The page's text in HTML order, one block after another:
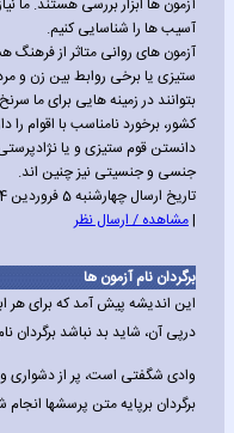
آزمون ها ابزار بررسی هستند. ما
آسیب ها را شناسایی کنیم.
آزمون های روانی متاثر از فرهنگ
ستیزی یا برخی روابط بین زن و
بتوانند در زمینه هایی برای ما
کشور، برخورد نامناسب با اقوام
دانستن قوم ستیزی و یا
جنسی و جنسیتی نیز چنین اند.
|مشاهده / ارسال نظر
برگردان نام آزمون ها
این اندیشه پیش آمد که برای هر
درپی آن، شاید بد نباشد برگردان
وادی شگفتی است، پر از دشواری و
برگردان برپایه متن پرسشها انجام